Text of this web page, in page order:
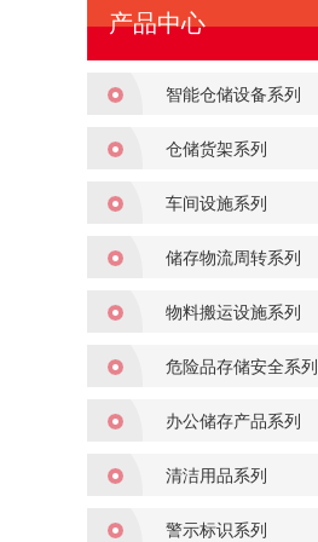
产品中心
智能仓储设备系列
仓储货架系列
车间设施系列
储存物流周转系列
物料搬运设施系列
危险品存储安全系列
办公储存产品系列
清洁用品系列
警示标识系列